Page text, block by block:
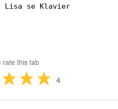
Lisa se Klavier
rate this tab
4